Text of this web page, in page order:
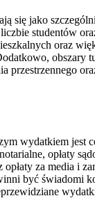
się jako
studentów
oraz
obszary
przestrzennego
wydatkiem jest
opłaty
za media i
być świadomi